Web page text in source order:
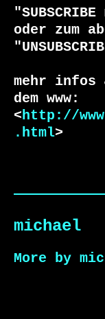
oder zum
mehr infos
dem www:
<http://
.html>
michael
More by